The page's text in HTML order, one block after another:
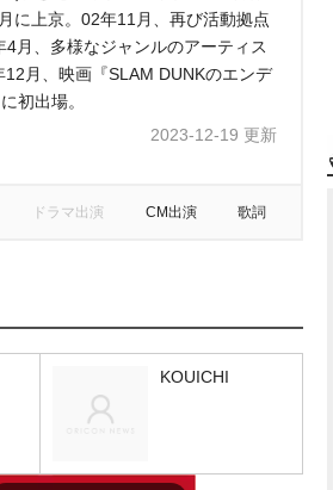
に上京。02年11月、再び活動拠点
月、多様なジャンルのアーティス
月、映画『SLAM DUNKのエンデ
初出場。
2023-12-19 更新
ドラマ出演 CM出演 歌詞
KOUICHI